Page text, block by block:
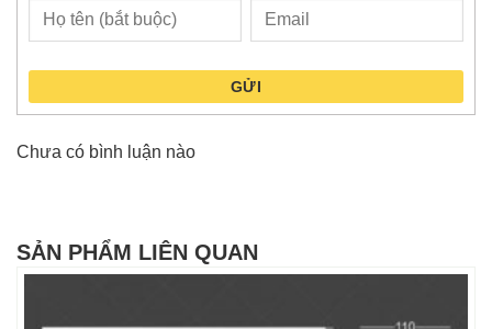
GỬI
Chưa có bình luận nào
SẢN PHẨM LIÊN QUAN